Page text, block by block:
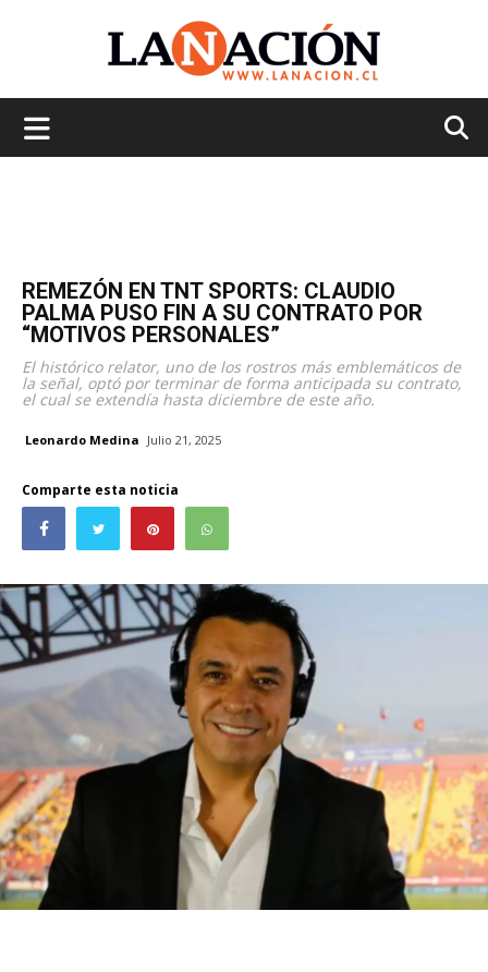
REMEZÓN EN TNT SPORTS: CLAUDIO
PALMA PUSO FIN A SU CONTRATO POR
“MOTIVOS PERSONALES”
El histórico relator, uno de los rostros más emblemáticos de
la señal, optó por terminar de forma anticipada su contrato,
el cual se extendía hasta diciembre de este año.
Leonardo Medina Julio 21, 2025
Comparte esta noticia